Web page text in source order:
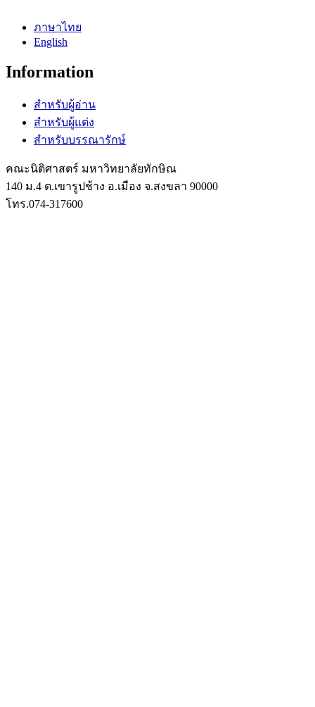
ภาษาไทย
English
Information
สำหรับผู้อ่าน
สำหรับผู้แต่ง
สำหรับบรรณารักษ์
คณะนิติศาสตร์ มหาวิทยาลัยทักษิณ
140 ม.4 ต.เขารูปช้าง อ.เมือง จ.สงขลา 90000
โทร.074-317600